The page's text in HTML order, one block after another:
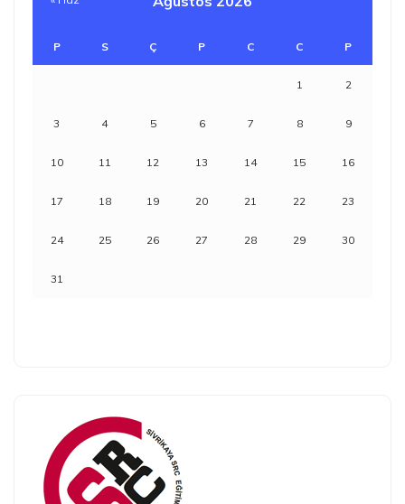
P S Ç P C C P
1 2
3 4 5 6 7 8 9
10 11 12 13 14 15 16
17 18 19 20 21 22 23
24 25 26 27 28 29 30
31